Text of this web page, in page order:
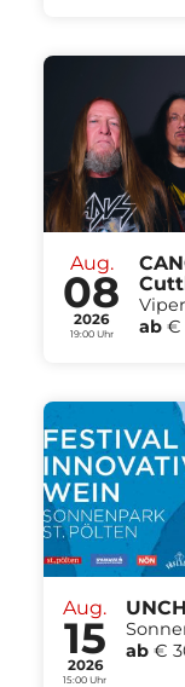
Aug.
08
2026
19:00 Uhr
ab €
Aug.
15
2026
15:00 Uhr
ab €